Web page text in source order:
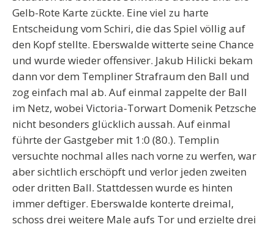
Gelb-Rote Karte zückte. Eine viel zu harte
Entscheidung vom Schiri, die das Spiel völlig auf
den Kopf stellte. Eberswalde witterte seine Chance
und wurde wieder offensiver. Jakub Hilicki bekam
dann vor dem Templiner Strafraum den Ball und
zog einfach mal ab. Auf einmal zappelte der Ball
im Netz, wobei Victoria-Torwart Domenik Petzsche
nicht besonders glücklich aussah. Auf einmal
führte der Gastgeber mit 1:0 (80.). Templin
versuchte nochmal alles nach vorne zu werfen, war
aber sichtlich erschöpft und verlor jeden zweiten
oder dritten Ball. Stattdessen wurde es hinten
immer deftiger. Eberswalde konterte dreimal,
schoss drei weitere Male aufs Tor und erzielte drei